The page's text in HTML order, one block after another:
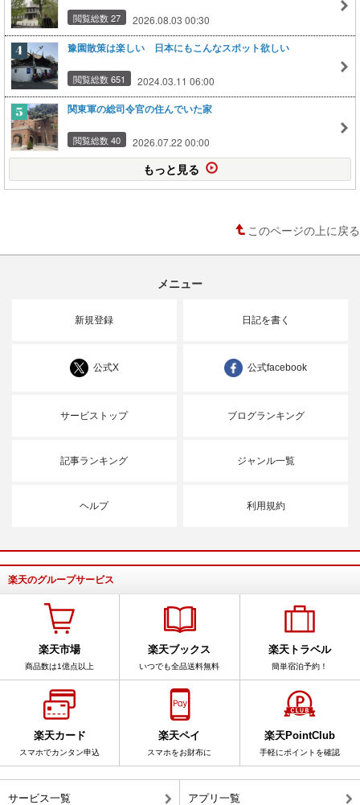
閲覧総数 27 2026.08.03 00:30
豫園散策は楽しい 日本にもこんなスポット欲しい
閲覧総数 651 2024.03.11 06:00
関東軍の総司令官の住んでいた家
閲覧総数 40 2026.07.22 00:00
もっと見る
このページの上に戻る
メニュー
新規登録 日記を書く
公式X 公式facebook
サービストップ ブログランキング
記事ランキング ジャンル一覧
ヘルプ 利用規約
楽天のグループサービス
楽天市場
商品数は1億点以上
楽天ブックス
いつでも全品送料無料
楽天トラベル
簡単宿泊予約！
楽天カード
スマホでカンタン申込
楽天ペイ
スマホをお財布に
楽天PointClub
手軽にポイントを確認
サービス一覧 アプリ一覧